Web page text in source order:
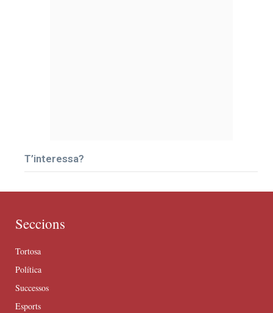
T’interessa?
Seccions
Tortosa
Política
Successos
Esports